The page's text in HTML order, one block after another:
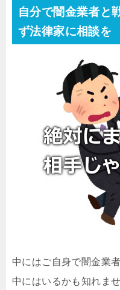
自分で闇金業者と
ず法律家に相談を
中にはご自身で闇金業
中にはいるかも知れませ